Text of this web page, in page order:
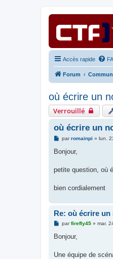
Accès rapide
Forum
où écrire un
Verrouillé
où écrire un
M
s
g
parromainpi » lun.
Bonjour,
petite question, où
bien cordialement
Re: où écrire
M
s
g
parfirefly45» mar.
Bonjour,
Une équipe de